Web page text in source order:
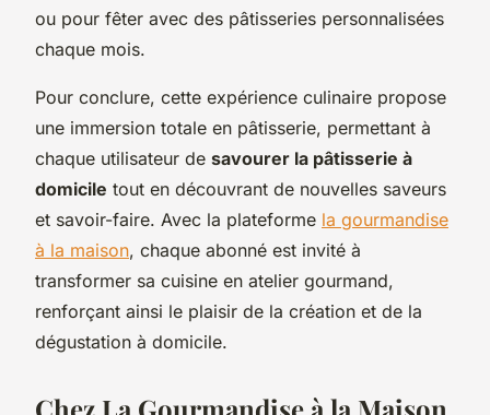
ou pour fêter avec des pâtisseries personnalisées
chaque mois.
Pour conclure, cette expérience culinaire propose
une immersion totale en pâtisserie, permettant à
chaque utilisateur de savourer la pâtisserie à
domicile tout en découvrant de nouvelles saveurs
et savoir-faire. Avec la plateforme la gourmandise
à la maison, chaque abonné est invité à
transformer sa cuisine en atelier gourmand,
renforçant ainsi le plaisir de la création et de la
dégustation à domicile.